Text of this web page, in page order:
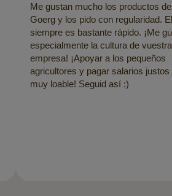
Me gustan mucho los productos
Goerg y los pido con regularidad.
siempre es bastante rápido. ¡Me
especialmente la cultura de vuestra
empresa! ¡Apoyar a los pequeños
agricultores y pagar salarios justos
muy loable! Seguid así :)